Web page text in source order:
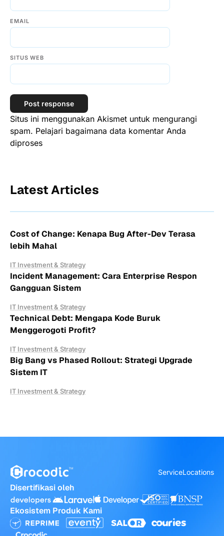
EMAIL
SITUS WEB
Situs ini menggunakan Akismet untuk mengurangi
spam. Pelajari bagaimana data komentar Anda
diproses
Latest Articles
Cost of Change: Kenapa Bug After-Dev Terasa
lebih Mahal
IT Investment & Strategy
Incident Management: Cara Enterprise Respon
Gangguan Sistem
IT Investment & Strategy
Technical Debt: Mengapa Kode Buruk
Menggerogoti Profit?
IT Investment & Strategy
Big Bang vs Phased Rollout: Strategi Upgrade
Sistem IT
IT Investment & Strategy
ServiceLocations
Disertifikasi oleh
Ekosistem Produk Kami